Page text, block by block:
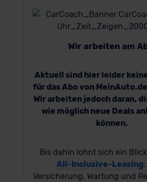
Wir arbeiten am
Aktuell sind hier leider
für das Abo von
Wir arbeiten jedoch daran,
wie möglich neue Deals
können.
Bis dahin lohnt sich ein
All-Inclusive-Leasing
Versicherung, Wartung und